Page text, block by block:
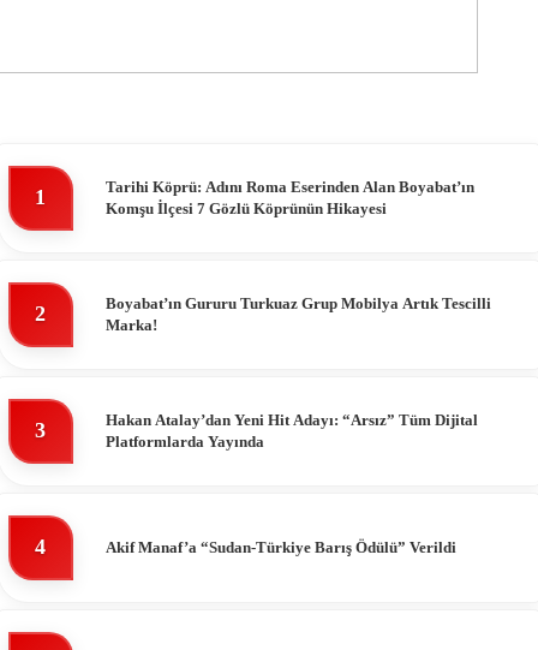
1
Tarihi Köprü: Adını Roma Eserinden Alan Boyabat’ın
Komşu İlçesi 7 Gözlü Köprünün Hikayesi
2
Boyabat’ın Gururu Turkuaz Grup Mobilya Artık Tescilli
Marka!
3
Hakan Atalay’dan Yeni Hit Adayı: “Arsız” Tüm Dijital
Platformlarda Yayında
4 Akif Manaf’a “Sudan-Türkiye Barış Ödülü” Verildi